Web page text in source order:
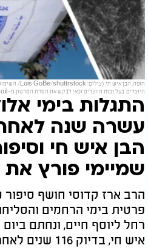
היוצרים. בעל זכות היוצרים זכאי לבקש את הסרת הסרטון מ-
התגלות בימי
עשרה שנה
הבן איש חי
שמיימי פורץ
הרב ארז קדוסי חושף
פרטית בימי הרחמים
רחל ליוסף חיים, ונחתם
איש חי, בדיוק 116 שנים לאחר הסתלקותו